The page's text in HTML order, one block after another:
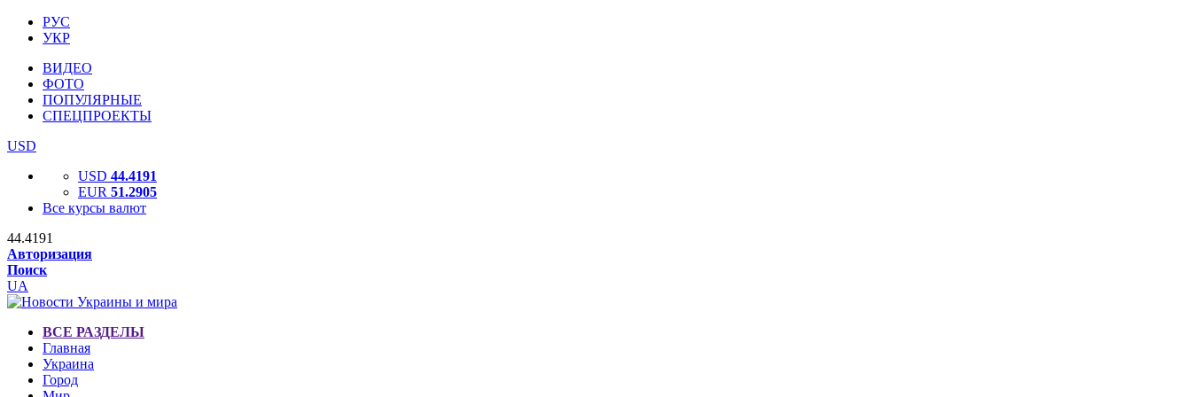
РУС
УКР
ВИДЕО
ФОТО
ПОПУЛЯРНЫЕ
СПЕЦПРОЕКТЫ
USD
USD 44.4191
EUR 51.2905
Все курсы валют
44.4191
Авторизация
Поиск
UA
ВСЕ РАЗДЕЛЫ
Главная
Украина
Город